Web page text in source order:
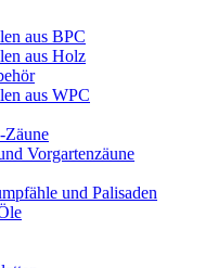
aus BPC
aus Holz
aus WPC
Vorgartenzäune
und Palisaden